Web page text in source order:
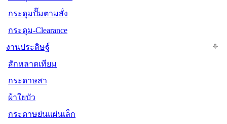
กระดุมปั๊มตามสั่ง
กระดุม-Clearance
งานประดิษฐ์
สักหลาดเทียม
กระดาษสา
ผ้าใยบัว
กระดาษย่นแผ่นเล็ก